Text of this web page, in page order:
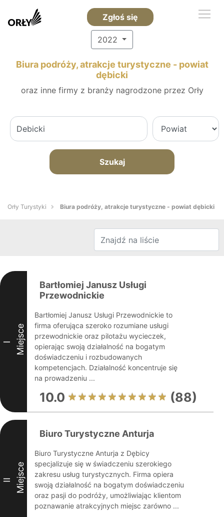
Zgłoś się
2022
Biura podróży, atrakcje turystyczne - powiat
dębicki
oraz inne firmy z branży nagrodzone przez Orły
Szukaj
Orły Turystyki Biura podróży, atrakcje turystyczne - powiat dębicki
I Miejsce
Bartłomiej Janusz Usługi
Przewodnickie
Bartłomiej Janusz Usługi Przewodnickie to
firma oferująca szeroko rozumiane usługi
przewodnickie oraz pilotażu wycieczek,
opierając swoją działalność na bogatym
doświadczeniu i rozbudowanych
kompetencjach. Działalność koncentruje się
na prowadzeniu ...
10.0 (88)
II Miejsce
Biuro Turystyczne Anturja
Biuro Turystyczne Anturja z Dębicy
specjalizuje się w świadczeniu szerokiego
zakresu usług turystycznych. Firma opiera
swoją działalność na bogatym doświadczeniu
oraz pasji do podróży, umożliwiając klientom
poznawanie atrakcyjnych miejsc zarówno ...